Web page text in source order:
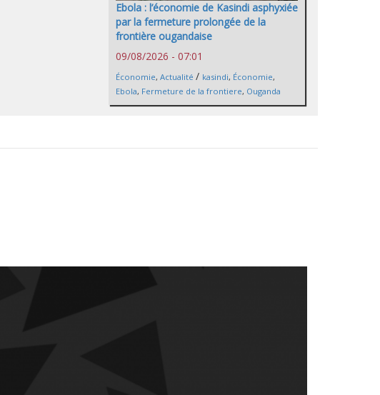
Ebola : l’économie de Kasindi asphyxiée
par la fermeture prolongée de la
frontière ougandaise
09/08/2026 - 07:01
Économie, Actualité / kasindi, Économie,
Ebola, Fermeture de la frontiere, Ouganda